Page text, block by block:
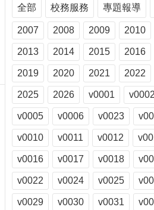
計
中
首
頁
聯
絡
資
訊
訂
閱/
取
消
網
站
導
覽
全部 校務服務 專題報導
2007 2008 2009 2010
2013 2014 2015 2016
2019 2020 2021 2022
2025 2026 v0001 v0002
v0005 v0006 v0023
v0010 v0011 v0012
v0016 v0017 v0018
v0022 v0024 v0025
v0029 v0030 v0031